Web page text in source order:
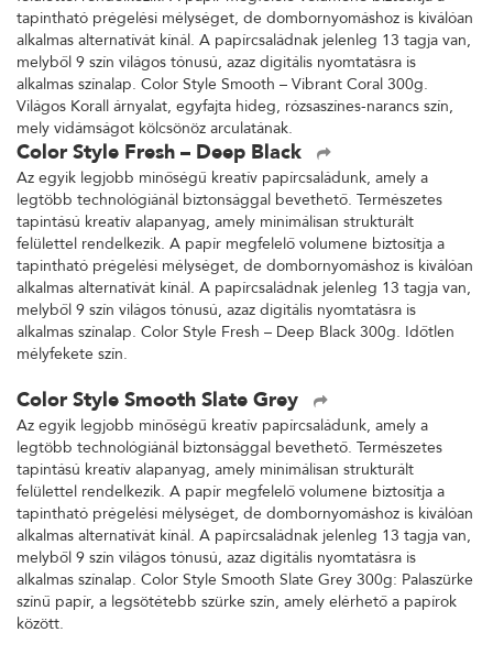
tapintható prégelési mélységet, de dombornyomáshoz is kiválóan
alkalmas alternatívát kínál. A papírcsaládnak jelenleg 13 tagja van,
melyből 9 szín világos tónusú, azaz digitális nyomtatásra is
alkalmas színalap. Color Style Smooth – Vibrant Coral 300g.
Világos Korall árnyalat, egyfajta hideg, rózsaszínes-narancs szín,
mely vidámságot kölcsönöz arculatának.
Color Style Fresh – Deep Black
Az egyik legjobb minőségű kreatív papírcsaládunk, amely a
legtöbb technológiánál biztonsággal bevethető. Természetes
tapintású kreatív alapanyag, amely minimálisan strukturált
felülettel rendelkezik. A papír megfelelő volumene biztosítja a
tapintható prégelési mélységet, de dombornyomáshoz is kiválóan
alkalmas alternatívát kínál. A papírcsaládnak jelenleg 13 tagja van,
melyből 9 szín világos tónusú, azaz digitális nyomtatásra is
alkalmas színalap. Color Style Fresh – Deep Black 300g. Időtlen
mélyfekete szín.
Color Style Smooth Slate Grey
Az egyik legjobb minőségű kreatív papírcsaládunk, amely a
legtöbb technológiánál biztonsággal bevethető. Természetes
tapintású kreatív alapanyag, amely minimálisan strukturált
felülettel rendelkezik. A papír megfelelő volumene biztosítja a
tapintható prégelési mélységet, de dombornyomáshoz is kiválóan
alkalmas alternatívát kínál. A papírcsaládnak jelenleg 13 tagja van,
melyből 9 szín világos tónusú, azaz digitális nyomtatásra is
alkalmas színalap. Color Style Smooth Slate Grey 300g: Palaszürke
színű papír, a legsötétebb szürke szín, amely elérhető a papírok
között.